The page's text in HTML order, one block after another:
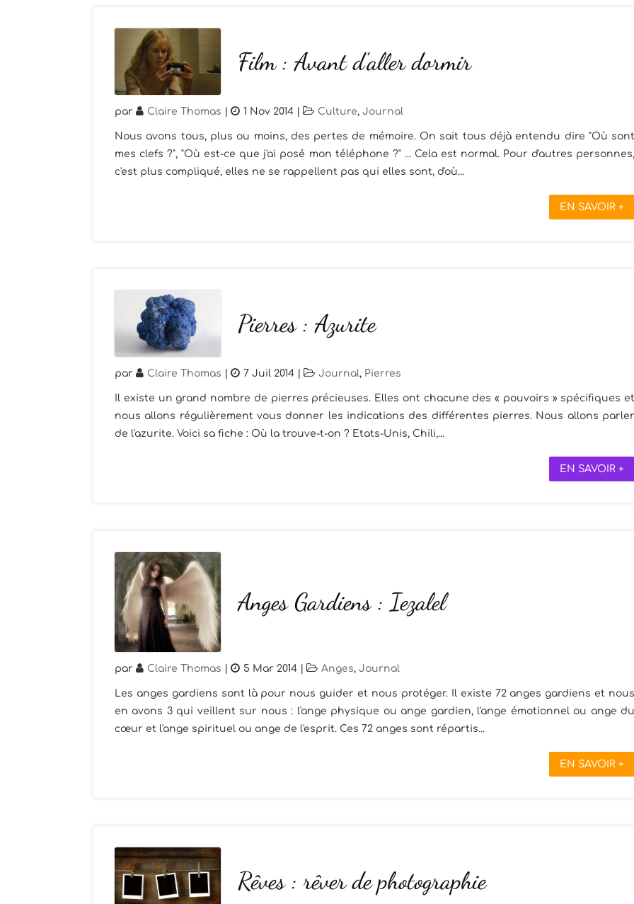
Film : Avant d’aller dormir
par Claire Thomas 1 Nov 2014 Culture, Journal
Nous avons tous, plus ou moins, des pertes de mémoire. On sait tous déjà entendu dire "Où
mes clefs ?", "Où est-ce que j'ai posé mon téléphone ?" ... Cela est normal. Pour d'autres
c'est plus compliqué, elles ne se rappellent pas qui elles sont, d'où...
EN SAVOIR +
Pierres : Azurite
par Claire Thomas 7 Juil 2014 Journal, Pierres
Il existe un grand nombre de pierres précieuses. Elles ont chacune des « pouvoirs » spécifiques
nous allons régulièrement vous donner les indications des différentes pierres. Nous allons
de l'azurite. Voici sa fiche : Où la trouve-t-on ? Etats-Unis, Chili,...
EN SAVOIR +
Anges Gardiens : Iezalel
par Claire Thomas 5 Mar 2014 Anges, Journal
Les anges gardiens sont là pour nous guider et nous protéger. Il existe 72 anges gardiens et
en avons 3 qui veillent sur nous : l'ange physique ou ange gardien, l'ange émotionnel ou ange
cœur et l'ange spirituel ou ange de l'esprit. Ces 72 anges sont répartis...
EN SAVOIR +
Rêves : rêver de photographie